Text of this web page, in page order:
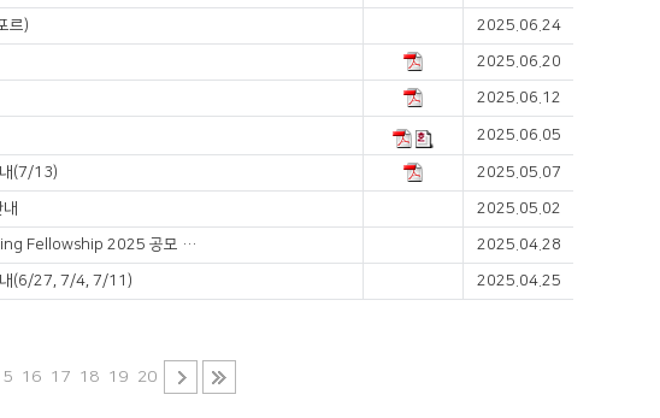
르) 2025.06.24
2025.06.20
2025.06.12
2025.06.05
(7/13) 2025.05.07
2025.05.02
APAGE/JGH Foundation Clinician-Scientist Training Fellowship 2025 공모 안내 2025.04.28
내(6/27, 7/4, 7/11) 2025.04.25
16 17 18 19 20